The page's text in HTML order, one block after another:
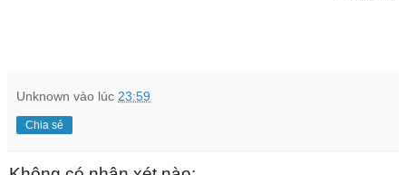
Unknown vào lúc 23:59
Chia sẻ